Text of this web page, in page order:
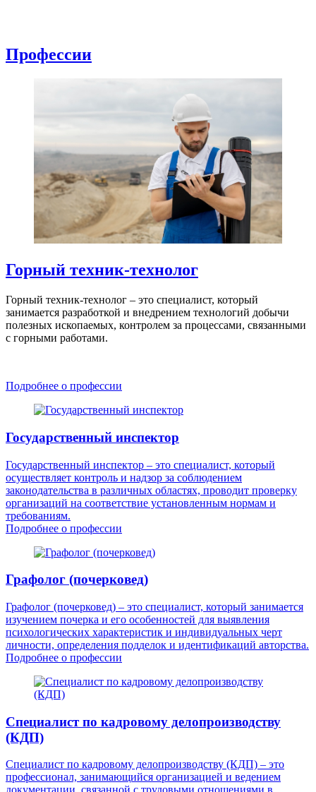
Профессии
Горный техник-технолог
Горный техник-технолог – это специалист, который
занимается разработкой и внедрением технологий добычи
полезных ископаемых, контролем за процессами, связанными
с горными работами.
Подробнее о профессии
Государственный инспектор
Государственный инспектор – это специалист, который
осуществляет контроль и надзор за соблюдением
законодательства в различных областях, проводит проверку
организаций на соответствие установленным нормам и
требованиям.
Подробнее о профессии
Графолог (почерковед)
Графолог (почерковед) – это специалист, который занимается
изучением почерка и его особенностей для выявления
психологических характеристик и индивидуальных черт
личности, определения подделок и идентификаций авторства.
Подробнее о профессии
Специалист по кадровому делопроизводству
(КДП)
Специалист по кадровому делопроизводству (КДП) – это
профессионал, занимающийся организацией и ведением